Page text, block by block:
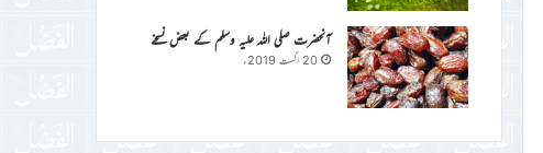
آنحضرت صلی اللہ علیہ وسلم کے بعض نسخے
20 اگست 2019ء